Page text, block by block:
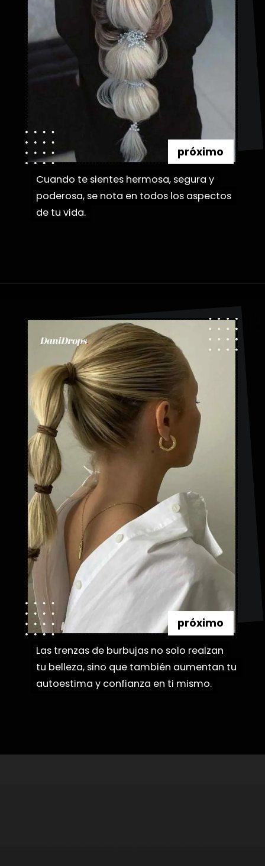
Cuando te sientes hermosa, segura y
poderosa, se nota en todos los aspectos
de tu vida.
Cuando te sientes hermosa, segura y
poderosa, se nota en todos los aspectos
de tu vida.
próximo
Las trenzas de burbujas no solo realzan
tu belleza, sino que también aumentan tu
autoestima y confianza en ti mismo.
Las trenzas de burbujas no solo realzan
tu belleza, sino que también aumentan tu
autoestima y confianza en ti mismo.
próximo